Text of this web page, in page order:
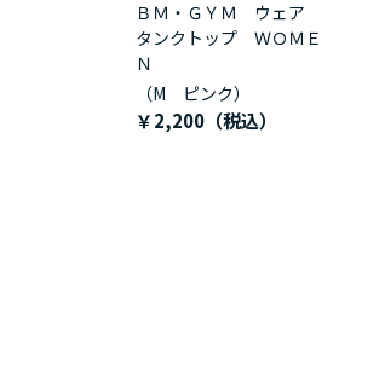
ＢＭ・ＧＹＭ ウェア
タンクトップ ＷＯＭＥ
Ｎ
（M ピンク）
￥2,200